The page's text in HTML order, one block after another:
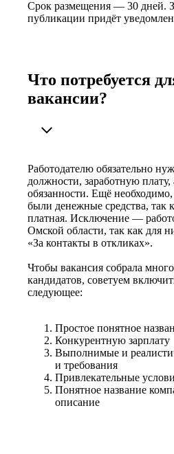
Срок размещения — 30 дней.
публикации придёт
Что потребуется
вакансии?
Работодателю обязательно
должности, заработную плату,
обязанности. Ещё
были денежные средства, так
платная. Исключение —
Омской области, так как для
«За контакты в откликах».
Чтобы вакансия собрала
кандидатов, советуем
следующее:
Простое понятное
Конкурентную зарплату
Выполнимые и
и требования
Привлекательные
Понятное название
описание